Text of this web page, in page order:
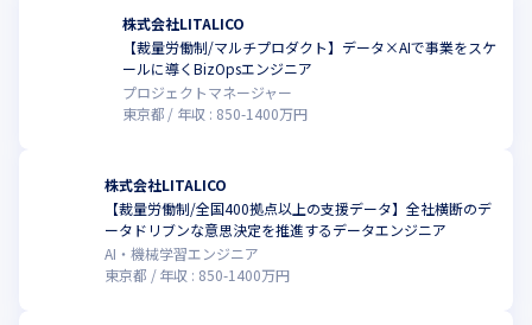
年単位で経験可
・ユーザーとの対話を通じて法律や業界慣習を理解し、技術の力
で社会課題を解決する
・スタートアップようなスピード感や権限の大きさ
・自らプロダクトやシステムのあるべき姿やビジョンを描き提
・多様なバックグラウンド（SIer/ゲーム/教育/行政等）を持った
社員と働ける
キャリアアップ
◆ その他新規サービス
・ビジョンである「障害のない社会をつくる」を目指して福祉事
業所、介護事業所、学校、企業、当事者やご家族、など様々な領
株式会社LITALICO
【裁量労働制/マルチプロダクト】データ×AIで事業をスケ
ールに導くBizOpsエンジニア
プロジェクトマネージャー
東京都
年収 : 850-1400万円
株式会社LITALICO
【裁量労働制/全国400拠点以上の支援データ】全社横断のデ
ータドリブンな意思決定を推進するデータエンジニア
AI・機械学習エンジニア
東京都
年収 : 850-1400万円